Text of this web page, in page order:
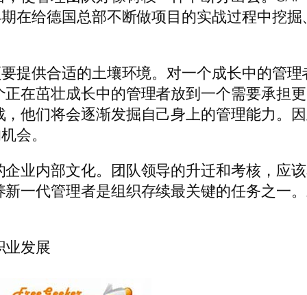
在给德国总部不断做项目的实战过程中挖掘
提供合适的土壤环境。对一个成长中的管理
在茁壮成长中的管理者放到一个需要承担
他们将会逐渐发掘自己身上的管理能力。
会。
业内部文化。团队领导的升迁和考核，应
一代管理者是组织存续最关键的任务之一
业发展